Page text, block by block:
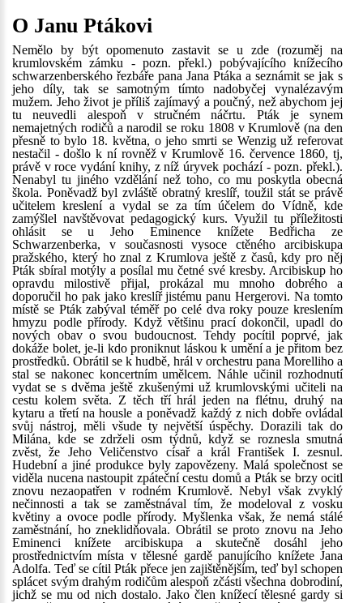
O Janu Ptákovi
Nemělo by být opomenuto zastavit se u zde (rozuměj na
krumlovském zámku - pozn. překl.) pobývajícího knížecího
schwarzenberského řezbáře pana Jana Ptáka a seznámit se jak s
jeho díly, tak se samotným tímto nadobyčej vynalézavým
mužem. Jeho život je příliš zajímavý a poučný, než abychom jej
tu neuvedli alespoň v stručném náčrtu. Pták je synem
nemajetných rodičů a narodil se roku 1808 v Krumlově (na den
přesně to bylo 18. května, o jeho smrti se Wenzig už referovat
nestačil - došlo k ní rovněž v Krumlově 16. července 1860, tj,
právě v roce vydání knihy, z níž úryvek pochází - pozn. překl.).
Nenabyl tu jiného vzdělání než toho, co mu poskytla obecná
škola. Poněvadž byl zvláště obratný kreslíř, toužil stát se právě
učitelem kreslení a vydal se za tím účelem do Vídně, kde
zamýšlel navštěvovat pedagogický kurs. Využil tu příležitosti
ohlásit se u Jeho Eminence knížete Bedřicha ze
Schwarzenberka, v současnosti vysoce ctěného arcibiskupa
pražského, který ho znal z Krumlova ještě z časů, kdy pro něj
Pták sbíral motýly a posílal mu četné své kresby. Arcibiskup ho
opravdu milostivě přijal, prokázal mu mnoho dobrého a
doporučil ho pak jako kreslíř jistému panu Hergerovi. Na tomto
místě se Pták zabýval téměř po celé dva roky pouze kreslením
hmyzu podle přírody. Když většinu prací dokončil, upadl do
nových obav o svou budoucnost. Tehdy pocítil poprvé, jak
dokáže bolet, je-li kdo proniknut láskou k umění a je přitom bez
prostředků. Obrátil se k hudbě, hrál v orchestru pana Morelliho a
stal se nakonec koncertním umělcem. Náhle učinil rozhodnutí
vydat se s dvěma ještě zkušenými už krumlovskými učiteli na
cestu kolem světa. Z těch tří hrál jeden na flétnu, druhý na
kytaru a třetí na housle a poněvadž každý z nich dobře ovládal
svůj nástroj, měli všude ty největší úspěchy. Dorazili tak do
Milána, kde se zdrželi osm týdnů, když se roznesla smutná
zvěst, že Jeho Veličenstvo císař a král František I. zesnul.
Hudební a jiné produkce byly zapovězeny. Malá společnost se
viděla nucena nastoupit zpáteční cestu domů a Pták se brzy ocitl
znovu nezaopatřen v rodném Krumlově. Nebyl však zvyklý
nečinnosti a tak se zaměstnával tím, že modeloval z vosku
květiny a ovoce podle přírody. Myšlenka však, že nemá stálé
zaměstnání, ho zneklidňovala. Obrátil se proto znovu na Jeho
Eminenci knížete arcibiskupa a skutečně dosáhl jeho
prostřednictvím místa v tělesné gardě panujícího knížete Jana
Adolfa. Teď se cítil Pták přece jen zajištěnějším, teď byl schopen
splácet svým drahým rodičům alespoň zčásti všechna dobrodiní,
jichž se mu od nich dostalo. Jako člen knížecí tělesné gardy si